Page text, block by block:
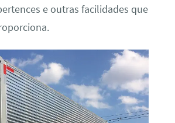
e outras facilidades que